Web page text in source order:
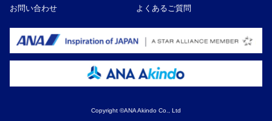
お問い合わせ
よくあるご質問
Copyright ©ANA Akindo Co., Ltd